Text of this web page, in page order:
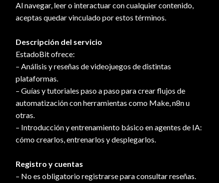
Al navegar, leer o interactuar con cualquier contenido,
aceptas quedar vinculado por estos términos.
Descripción del servicio
EstadoBit ofrece:
– Análisis y reseñas de videojuegos de distintas
plataformas.
– Guías y tutoriales paso a paso para crear flujos de
automatización con herramientas como Make, n8n u
otras.
– Introducción y entrenamiento básico en agentes de IA:
cómo crearlos, entrenarlos y desplegarlos.
Registro y cuentas
– No es obligatorio registrarse para consultar reseñas.